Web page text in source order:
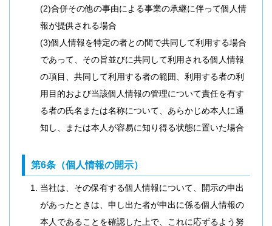
(2)合併その他の事由による事業の承継に伴って個人情
報が提供される場合
(3)個人情報を特定の者との間で共同して利用する場合
であって、その旨並びに共同して利用される個人情報
の項目、共同して利用する者の範囲、利用する者の利
用目的および当該個人情報の管理について責任を有す
る者の氏名または名称について、あらかじめ本人に通
知し、または本人が容易に知り得る状態に置いた場合
第6条（個人情報の開示）
当社は、その保有する個人情報について、開示の申出
があったときは、申し出た者が申出に係る個人情報の
本人であることを確認した上で、これに応ずるよう努